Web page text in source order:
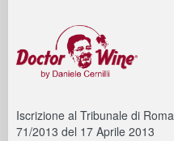
Iscrizione al Tribunale di
71/2013 del 17 Aprile 2013